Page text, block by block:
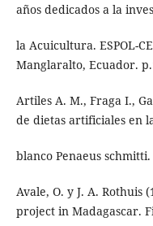
años dedicados a la
la Acuicultura. ESPOL-
Manglaralto, Ecuador.
Artiles A. M., Fraga I.,
de dietas artificiales en
blanco Penaeus
Avale, O. y J. A. Rothuis
project in Madagascar.